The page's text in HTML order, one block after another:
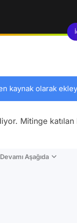
kaynak olarak
Mitinge katılan
Aşağıda